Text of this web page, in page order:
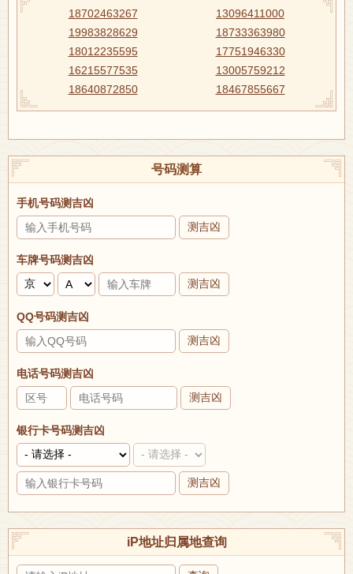
18702463267
13096411000
19983828629
18733363980
18012235595
17751946330
16215577535
13005759212
18640872850
18467855667
号码测算
手机号码测吉凶
测吉凶
车牌号码测吉凶
测吉凶
QQ号码测吉凶
测吉凶
电话号码测吉凶
测吉凶
银行卡号码测吉凶
测吉凶
iP地址归属地查询